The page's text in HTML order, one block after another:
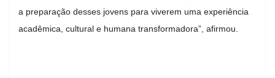
a preparação desses jovens para viverem uma experiência
acadêmica, cultural e humana transformadora”, afirmou.